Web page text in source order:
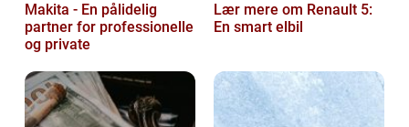
Makita - En pålidelig
partner for professionelle
og private
Lær mere om Renault 5:
En smart elbil